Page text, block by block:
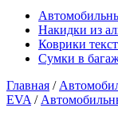
Накидки из
Коврики
Сумки в
Главная /
EVA /